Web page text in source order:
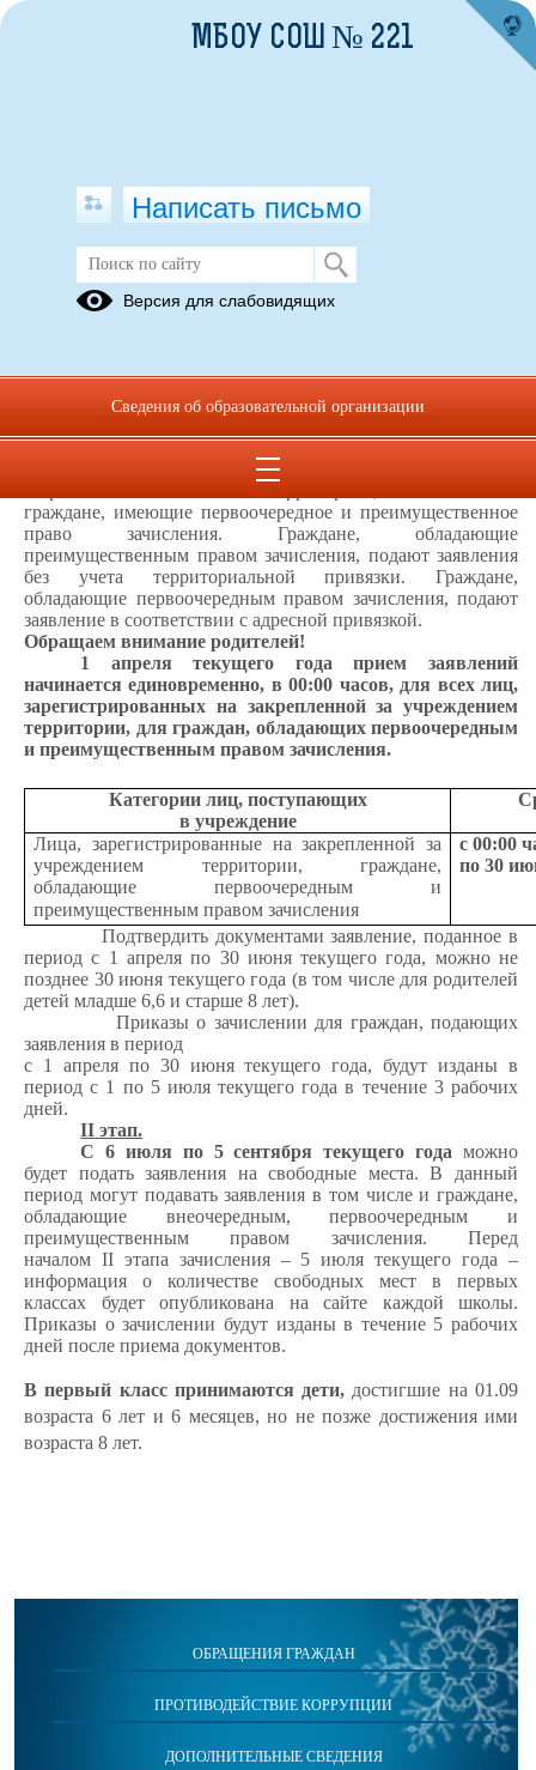
Сроки приема заявлений в первый
класс
Сроки приема заявлений в первый класс:
С 1 апреля по 30 июня текущего годабудут
подавать заявления граждане, проживающие на
граждане, имеющие первоочередное и преимущественное
право зачисления. Граждане, обладающие
преимущественным правом зачисления, подают заявления
без учета территориальной привязки. Граждане,
обладающие первоочередным правом зачисления, подают
заявление в соответствии с адресной привязкой.
Обращаем внимание родителей!
1 апреля текущего года прием заявлений
начинается единовременно, в 00:00 часов, для всех лиц,
зарегистрированных на закрепленной за учреждением
территории, для граждан, обладающих первоочередным
и преимущественным правом зачисления.
Категории лиц, поступающих
в учреждение
Лица, зарегистрированные на закрепленной за
учреждением территории, граждане,
обладающие первоочередным и
преимущественным правом зачисления
с 00:00
по 30
Подтвердить документами заявление, поданное в
период с 1 апреля по 30 июня текущего года, можно не
позднее 30 июня текущего года (в том числе для родителей
детей младше 6,6 и старше 8 лет).
Приказы о зачислении для граждан, подающих
заявления в период
с 1 апреля по 30 июня текущего года, будут изданы в
период с 1 по 5 июля текущего года в течение 3 рабочих
дней.
II этап.
С 6 июля по 5 сентября текущего года можно
будет подать заявления на свободные места. В данный
период могут подавать заявления в том числе и граждане,
обладающие внеочередным, первоочередным и
преимущественным правом зачисления. Перед
началом IIэтапа зачисления – 5 июля текущего года –
информация о количестве свободных мест в первых
классах будет опубликована на сайте каждой школы.
Приказы о зачислении будут изданы в течение 5 рабочих
дней после приема документов.
В первый класс принимаются дети, достигшие на 01.09
возраста 6 лет и 6 месяцев, но не позже достижения ими
возраста 8 лет.
ОБРАЩЕНИЯ ГРАЖДАН
ПРОТИВОДЕЙСТВИЕ КОРРУПЦИИ
ДОПОЛНИТЕЛЬНЫЕ СВЕДЕНИЯ
МБОУ СОШ № 221
Написать письмо
Версия для слабовидящих
Сведения об образовательной организации